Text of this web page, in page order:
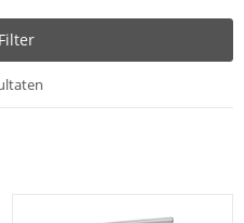
Filter